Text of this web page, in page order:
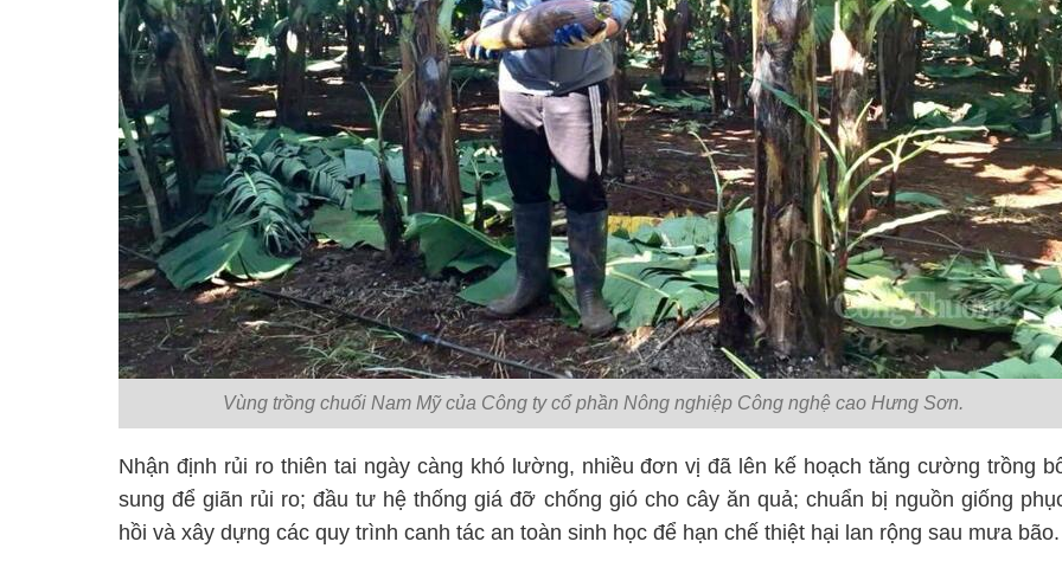
Vùng trồng chuối Nam Mỹ của Công ty cổ phần Nông nghiệp Công nghệ cao Hưng Sơn.
Nhận định rủi ro thiên tai ngày càng khó lường, nhiều đơn vị đã lên kế hoạch tăng cường trồng
sung để giãn rủi ro; đầu tư hệ thống giá đỡ chống gió cho cây ăn quả; chuẩn bị nguồn giống
hồi và xây dựng các quy trình canh tác an toàn sinh học để hạn chế thiệt hại lan rộng sau mưa bão.